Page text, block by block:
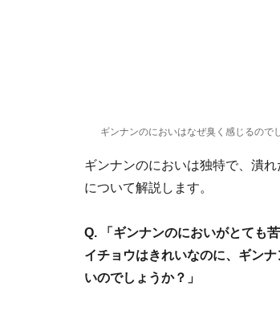
ギンナンのにおいはなぜ臭く感じるので
ギンナンのにおいは独特で、潰
について解説します。
Q. 「ギンナンのにおいがとても
イチョウはきれいなのに、ギン
いのでしょうか？」